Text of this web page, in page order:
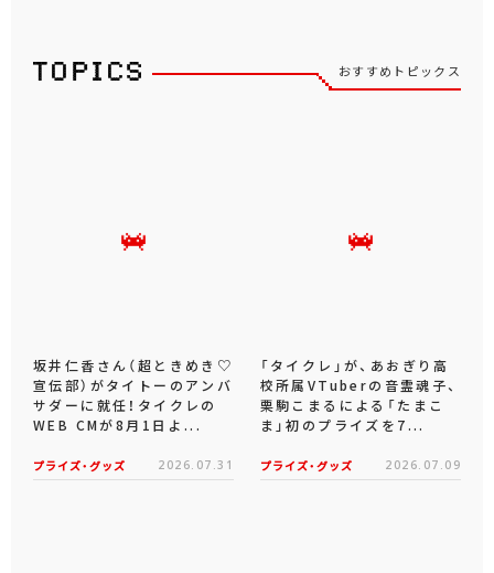
おすすめトピックス
坂井仁香さん（超ときめき♡
宣伝部）がタイトーのアンバ
サダーに就任！タイクレの
WEB CMが8月1日よ...
プライズ・グッズ 2026.07.31
「タイクレ」が、あおぎり高
校所属VTuberの音霊魂子、
栗駒こまるによる「たまこ
ま」初のプライズを7...
プライズ・グッズ 2026.07.09